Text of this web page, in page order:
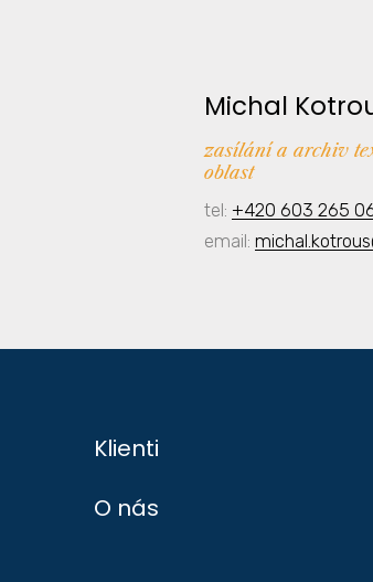
Michal
zasílání a archiv
oblast
tel: +420 603 265
email:
Klienti
O nás